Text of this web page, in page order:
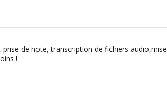
de note, transcription de fichiers audio,mise
!